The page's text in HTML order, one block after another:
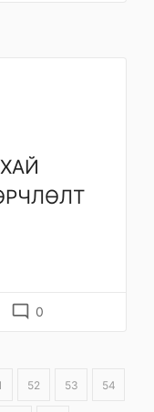
mode_comment 0
52 53 54